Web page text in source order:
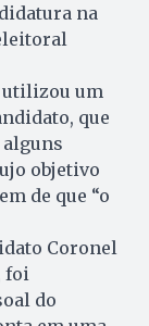
na
utilizou um
que
objetivo
de que “o
Coronel
foi
do